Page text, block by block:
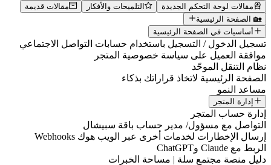
مقالات لوحة التحكم الجديدة التلميحات والأفكار
مقالات قديمة
🏡 الصفحة الرئيسية
أساسيات في الصفحة الرئيسية
تسجيل الدخول / التسجيل باستخدام حسابات التواصل الاجتماعي
موافقة العميل على سياسة خصوصية المتجر
نظام التنقل الموحّد
الصفحة الرئيسية لاتخاذ قراراتك بذكاء
مساعد النمو
إدارة المتجر
إدارة حساب المتجر
التواصل مع مسؤول/ مدير حساب باقة سبيشال
إرسال الإخطارات لخدمات أخرى عبر الويب هوك Webhooks
الربط مع Claude وChatGPT
دليل منصة مجتمع سلة | مساحة الخبرات